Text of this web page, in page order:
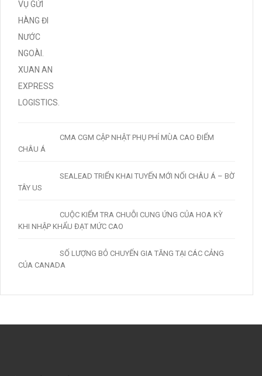
CMA CGM CẬP NHẬT PHỤ PHÍ MÙA CAO ĐIỂM
CHÂU Á
SEALEAD TRIỂN KHAI TUYẾN MỚI NỐI CHÂU Á – BỜ
TÂY US
CUỘC KIỂM TRA CHUỖI CUNG ỨNG CỦA HOA KỲ
KHI NHẬP KHẨU ĐẠT MỨC CAO
SỐ LƯỢNG BỎ CHUYẾN GIA TĂNG TẠI CÁC CẢNG
CỦA CANADA